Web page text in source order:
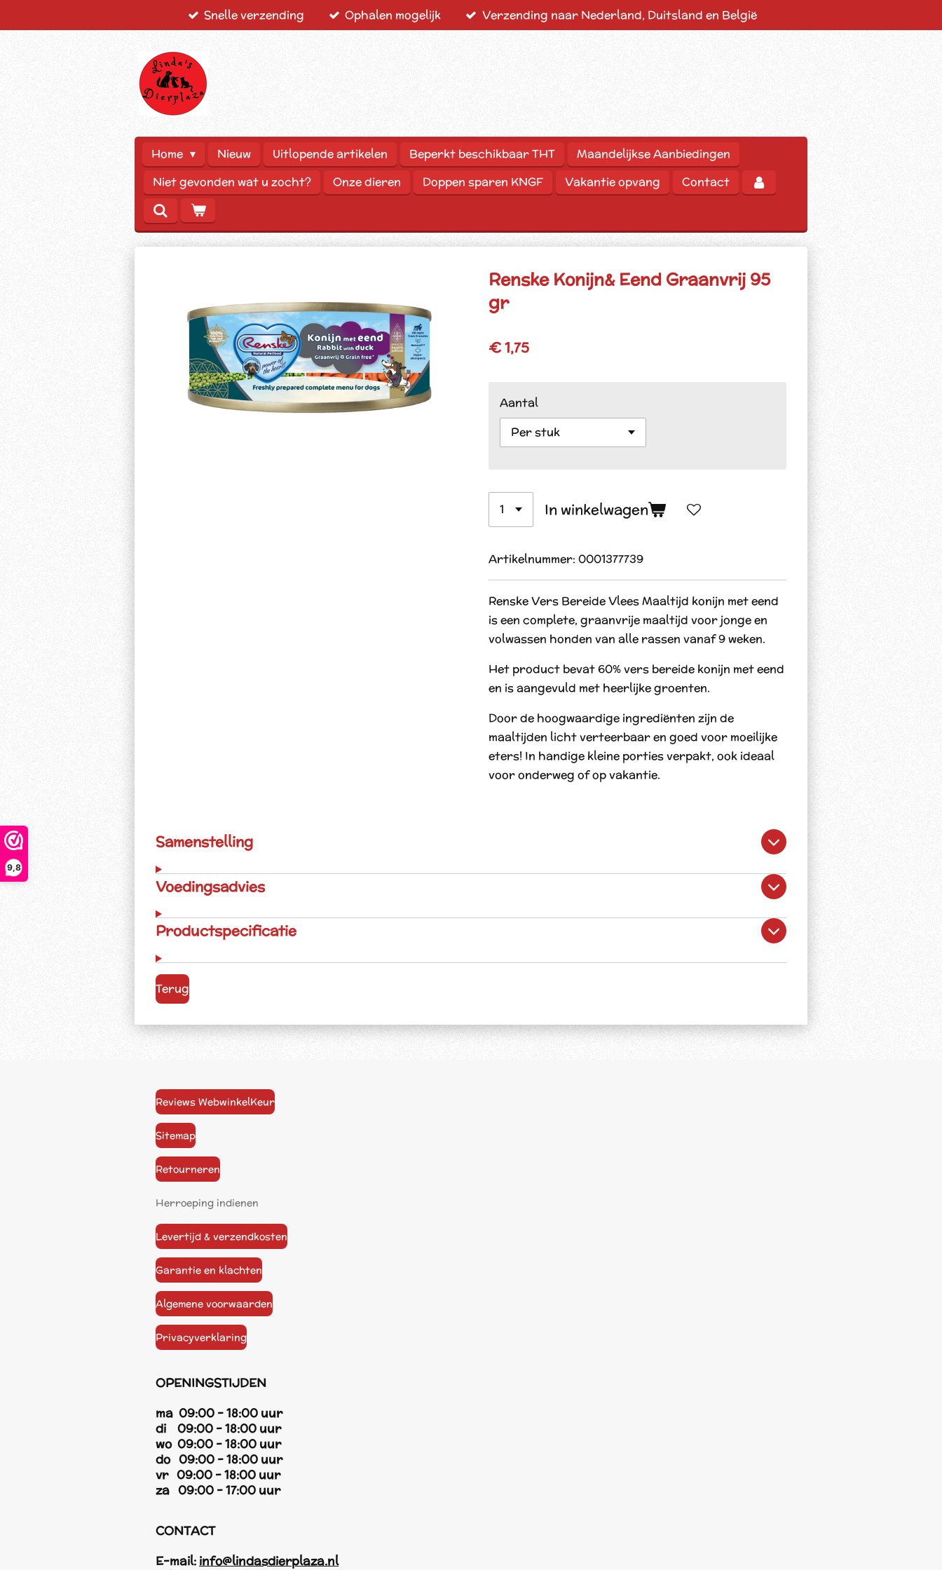
9,8
Snelle verzending Ophalen mogelijk Verzending naar Nederland, Duitsland en België
Home Nieuw Uitlopende artikelen Beperkt beschikbaar THT
Maandelijkse Aanbiedingen
Niet gevonden wat u zocht?
Onze dieren Doppen sparen KNGF Vakantie opvang Contact
Renske Konijn& Eend Graanvrij 95
gr
€ 1,75
Aantal
In winkelwagen
Artikelnummer: 0001377739
Renske Vers Bereide Vlees Maaltijd konijn met eend
is een complete, graanvrije maaltijd voor jonge en
volwassen honden van alle rassen vanaf 9 weken.
Het product bevat 60% vers bereide konijn met eend
en is aangevuld met heerlijke groenten.
Door de hoogwaardige ingrediënten zijn de
maaltijden licht verteerbaar en goed voor moeilijke
eters! In handige kleine porties verpakt, ook ideaal
voor onderweg of op vakantie.
Samenstelling
Voedingsadvies
Productspecificatie
Terug
Reviews WebwinkelKeur
Sitemap
Retourneren
Herroeping indienen
Levertijd & verzendkosten
Garantie en klachten
Algemene voorwaarden
Privacyverklaring
OPENINGSTIJDEN
ma 09:00 - 18:00 uur
di 09:00 - 18:00 uur
wo 09:00 - 18:00 uur
do 09:00 - 18:00 uur
vr 09:00 - 18:00 uur
za 09:00 - 17:00 uur
CONTACT
E-mail: info@lindasdierplaza.nl